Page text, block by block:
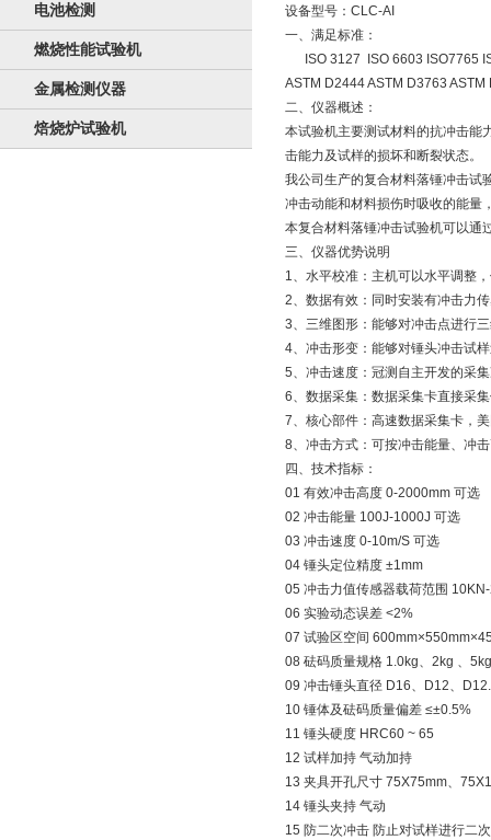
电池检测
燃烧性能试验机
金属检测仪器
焙烧炉试验机
设备型号：CLC-AI
一、满足标准：
ISO 3127 ISO 6603 ISO7765
ASTM D2444 ASTM D3763
二、仪器概述：
本试验机主要测试材料的抗冲击能
击能力及试样的损坏和断裂状态。
我公司生产的复合材料落锤冲击试
冲击动能和材料损伤时吸收的能量
本复合材料落锤冲击试验机可以
三、仪器优势说明
1、水平校准：主机可以水平调整
2、数据有效：同时安装有冲击力
3、三维图形：能够对冲击点进行
4、冲击形变：能够对锤头冲击试
5、冲击速度：冠测自主开发的采
6、数据采集：数据采集卡直接采
7、核心部件：高速数据采集卡，
8、冲击方式：可按冲击能量、冲
四、技术指标：
01 有效冲击高度 0-2000mm 可选
02 冲击能量 100J-1000J 可选
03 冲击速度 0-10m/S 可选
04 锤头定位精度 ±1mm
05 冲击力值传感器载荷范围
06 实验动态误差 <2%
07 试验区空间
08 砝码质量规格 1.0kg、2kg 、
09 冲击锤头直径 D16、D12、
10 锤体及砝码质量偏差 ≤±0.5%
11 锤头硬度 HRC60 ~ 65
12 试样加持 气动加持
13 夹具开孔尺寸 75X75mm、
14 锤头夹持 气动
15 防二次冲击 防止对试样进行二